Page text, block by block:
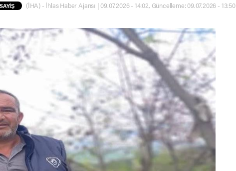
(İHA) - İhlas Haber Ajansı | 09.07.2026 - 14:02, Güncelleme: 09.07.2026 - 13:50